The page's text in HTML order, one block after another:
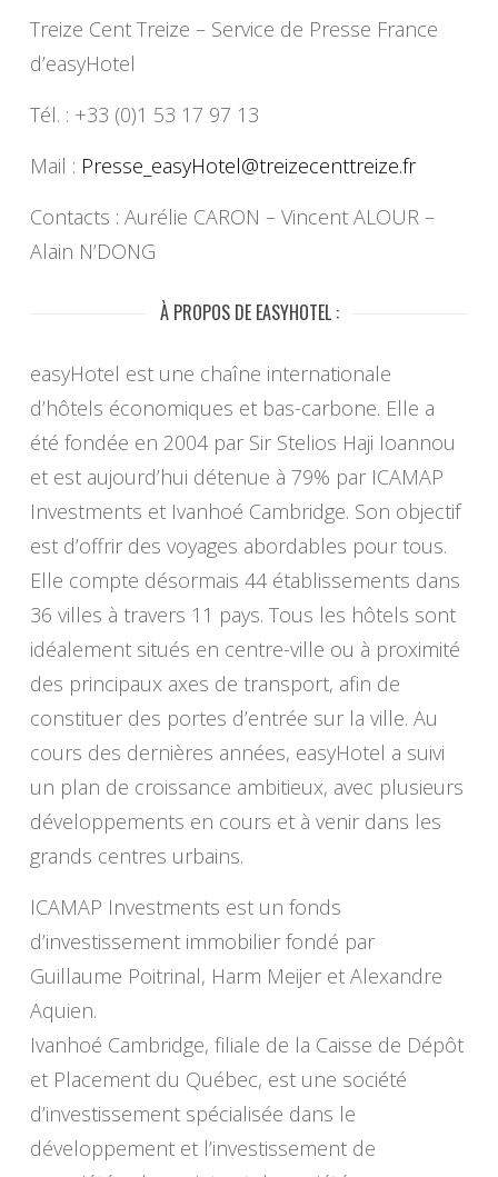
Treize Cent Treize – Service de Presse France
d’easyHotel
Tél. : +33 (0)1 53 17 97 13
Mail : Presse_easyHotel@treizecenttreize.fr
Contacts : Aurélie CARON – Vincent ALOUR –
Alain N’DONG
À PROPOS DE EASYHOTEL :
easyHotel est une chaîne internationale
d’hôtels économiques et bas-carbone. Elle a
été fondée en 2004 par Sir Stelios Haji Ioannou
et est aujourd’hui détenue à 79% par ICAMAP
Investments et Ivanhoé Cambridge. Son objectif
est d’offrir des voyages abordables pour tous.
Elle compte désormais 44 établissements dans
36 villes à travers 11 pays. Tous les hôtels sont
idéalement situés en centre-ville ou à proximité
des principaux axes de transport, afin de
constituer des portes d’entrée sur la ville. Au
cours des dernières années, easyHotel a suivi
un plan de croissance ambitieux, avec plusieurs
développements en cours et à venir dans les
grands centres urbains.
ICAMAP Investments est un fonds
d’investissement immobilier fondé par
Guillaume Poitrinal, Harm Meijer et Alexandre
Aquien.
Ivanhoé Cambridge, filiale de la Caisse de Dépôt
et Placement du Québec, est une société
d’investissement spécialisée dans le
développement et l’investissement de